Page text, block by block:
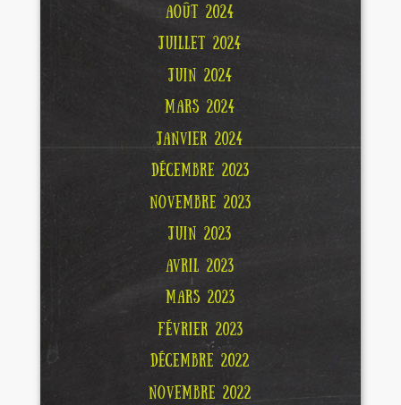
AOÛT 2024
JUILLET 2024
JUIN 2024
MARS 2024
JANVIER 2024
DÉCEMBRE 2023
NOVEMBRE 2023
JUIN 2023
AVRIL 2023
MARS 2023
FÉVRIER 2023
DÉCEMBRE 2022
NOVEMBRE 2022